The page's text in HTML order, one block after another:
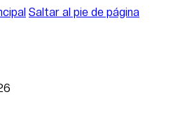
Saltar al pie de página